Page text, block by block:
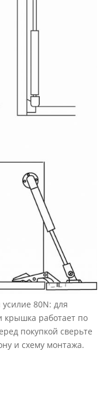
80N: для
крышка работает по
покупкой сверьте
и схему монтажа.